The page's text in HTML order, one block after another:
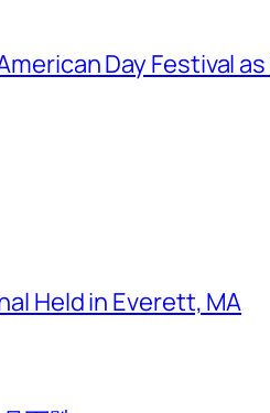
Day Festival
Held in Everett, MA